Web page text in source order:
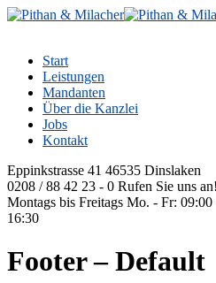
Start
Leistungen
Mandanten
Über die Kanzlei
Jobs
Kontakt
Eppinkstrasse 41 46535 Dinslaken
0208 / 88 42 23 - 0 Rufen Sie uns an!
Montags bis Freitags Mo. - Fr:
16:30
Footer – Default